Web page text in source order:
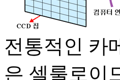
전통적인 카
은 셀룰로이